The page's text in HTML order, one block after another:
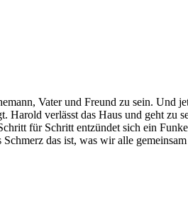
Vater und Freund zu sein. Und
Harold verlässt das Haus und geht zu
für Schritt entzündet sich ein
das ist, was wir alle